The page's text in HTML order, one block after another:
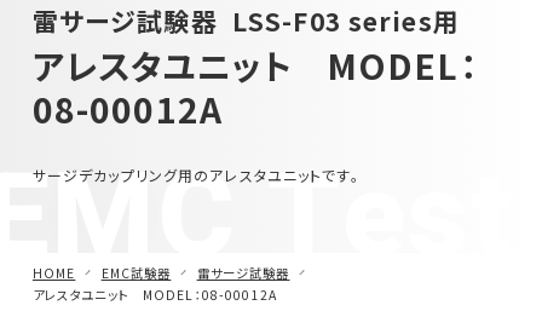
雷サージ試験器 LSS-F03 series用
アレスタユニット MODEL：
08-00012A
サージデカップリング用のアレスタユニットです。
HOME EMC試験器
雷サージ試験器
アレスタユニット MODEL：08-00012A
電源電圧変動試験器・その他試験器
その他